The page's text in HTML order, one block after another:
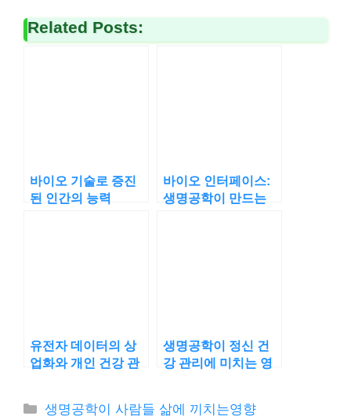
Related Posts:
바이오 기술로 증진
된 인간의 능력
바이오 인터페이스:
생명공학이 만드는
유전자 데이터의 상
업화와 개인 건강 관
생명공학이 정신 건
강 관리에 미치는 영
카
생명공학이 사람들 삶에 끼치는영향